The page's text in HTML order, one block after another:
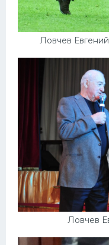
Ловчев
Ловчев